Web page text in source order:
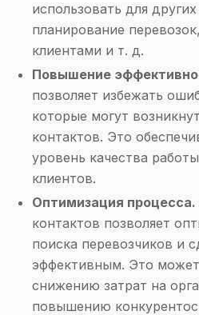
использовать для
планирование
клиентами и т. д.
Повышение
позволяет избежать
которые могут
контактов. Это
уровень качества
клиентов.
Оптимизация процесса.
контактов позволяет
поиска перевозчиков и
эффективным. Это
снижению затрат на
повышению